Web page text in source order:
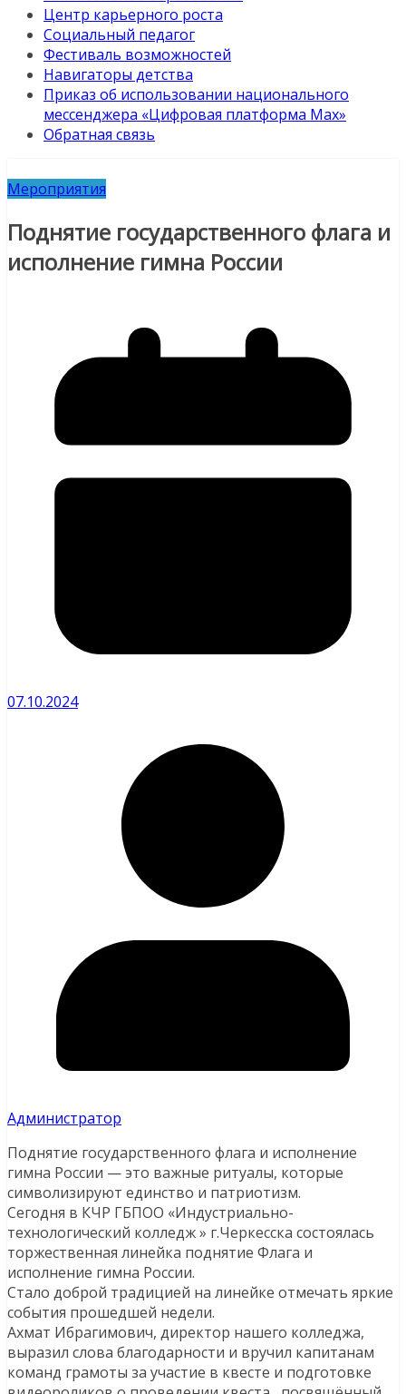
Центр карьерного роста
Социальный педагог
Фестиваль возможностей
Навигаторы детства
Приказ об использовании национального
мессенджера «Цифровая платформа Мах»
Обратная связь
Мероприятия
Поднятие государственного флага и
исполнение гимна России
07.10.2024
Администратор
Поднятие государственного флага и исполнение
гимна России — это важные ритуалы, которые
символизируют единство и патриотизм.
Сегодня в КЧР ГБПОО «Индустриально-
технологический колледж » г.Черкесска состоялась
торжественная линейка поднятие Флага и
исполнение гимна России.
Стало доброй традицией на линейке отмечать яркие
события прошедшей недели.
Ахмат Ибрагимович, директор нашего колледжа,
выразил слова благодарности и вручил капитанам
команд грамоты за участие в квесте и подготовке